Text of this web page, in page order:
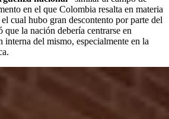
en el que Colombia resalta en materia
cual hubo gran descontento por parte del
la nación debería centrarse en
interna del mismo, especialmente en la